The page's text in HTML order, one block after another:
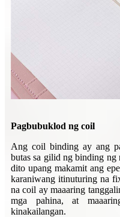
Pagbubuklod ng coil
Ang coil binding ay ang
butas sa gilid ng binding ng
dito upang makamit ang
karaniwang itinuturing na
na coil ay maaaring
mga pahina, at
kinakailangan.